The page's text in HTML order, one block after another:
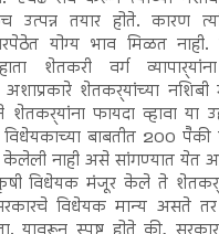
उत्पन्न तयार होते. कारण
योग्य भाव मिळत
शेतकरी वर्ग
शेतकर्‍यांच्या
शेतकर्‍यांना फायदा व्हावा या
बाबतीत 200
केलेली नाही असे सांगण्यात येत
विधेयक मंजूर केले ते
विधेयक मान्य असते तर